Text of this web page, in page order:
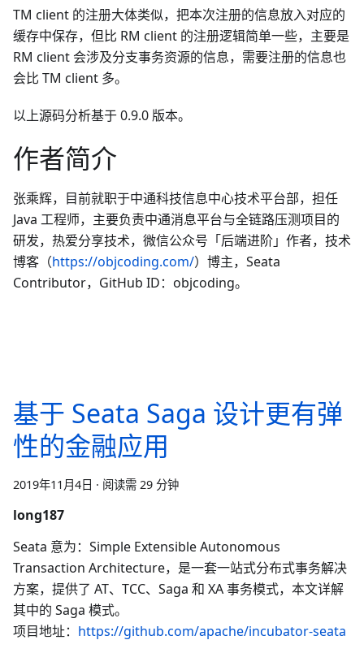
TM client 的注册大体类似，把本次注册的信息放入对应的
缓存中保存，但比 RM client 的注册逻辑简单一些，主要是
RM client 会涉及分支事务资源的信息，需要注册的信息也
会比 TM client 多。
以上源码分析基于 0.9.0 版本。
作者简介
张乘辉，目前就职于中通科技信息中心技术平台部，担任
Java 工程师，主要负责中通消息平台与全链路压测项目的
研发，热爱分享技术，微信公众号「后端进阶」作者，技术
博客（https://objcoding.com/）博主，Seata
Contributor，GitHub ID：objcoding。
基于 Seata Saga 设计更有弹
性的金融应用
2019年11月4日 · 阅读需 29 分钟
long187
Seata 意为：Simple Extensible Autonomous
Transaction Architecture，是一套一站式分布式事务解决
方案，提供了 AT、TCC、Saga 和 XA 事务模式，本文详解
其中的 Saga 模式。
项目地址： https://github.com/apache/incubator-seata